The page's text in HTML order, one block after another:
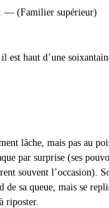
— (Familier supérieur)
est haut d ’une
lâche, mais pas au
par surprise (ses
souvent l’occasion).
de sa queue, mais se
riposter.